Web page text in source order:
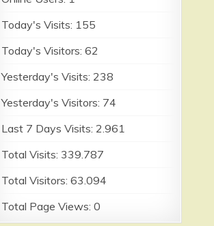
Today's Visits: 155
Today's Visitors: 62
Yesterday's Visits: 238
Yesterday's Visitors: 74
Last 7 Days Visits: 2.961
Total Visits: 339.787
Total Visitors: 63.094
Total Page Views: 0